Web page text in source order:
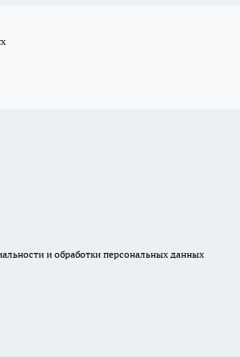
и обработки персональных данных